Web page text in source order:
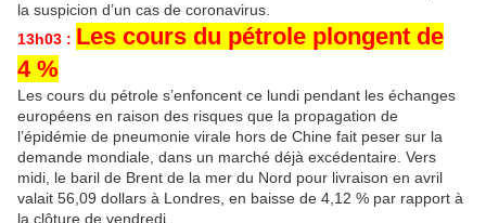
la suspicion d’un cas de coronavirus.
13h03 : Les cours du pétrole plongent de
4 %
Les cours du pétrole s’enfoncent ce lundi pendant les échanges
européens en raison des risques que la propagation de
l’épidémie de pneumonie virale hors de Chine fait peser sur la
demande mondiale, dans un marché déjà excédentaire. Vers
midi, le baril de Brent de la mer du Nord pour livraison en avril
valait 56,09 dollars à Londres, en baisse de 4,12 % par rapport à
la clôture de vendredi.